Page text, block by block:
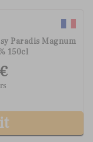
Paradis Magnum
150cl